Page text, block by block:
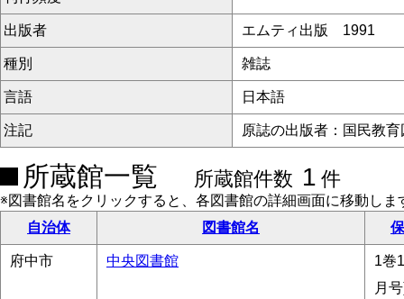
出版者 エムティ出版 1991
種別 雑誌
言語 日本語
注記 原誌の出版者：国民教育
所蔵館一覧 所蔵館件数 1 件
※図書館名をクリックすると、各図書館の詳細画面に移動しま
自治体
図書館名
府中市 中央図書館
1巻
月